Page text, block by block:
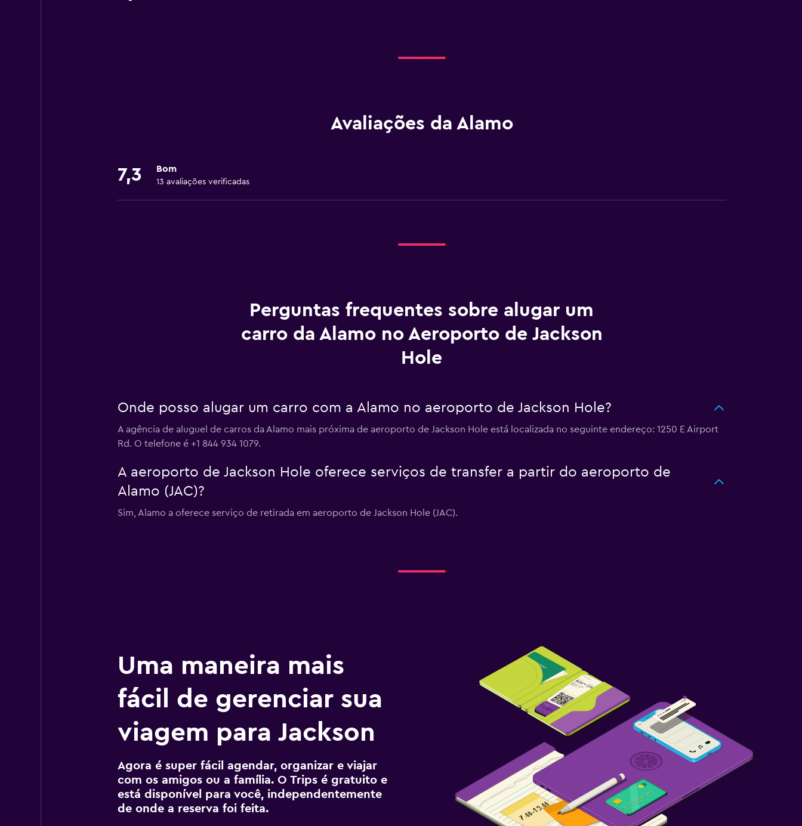
Avaliações da Alamo
7,3 Bom
13 avaliações verificadas
Perguntas frequentes sobre alugar um
carro da Alamo no Aeroporto de Jackson
Hole
Onde posso alugar um carro com a Alamo no aeroporto de Jackson Hole?
A agência de aluguel de carros da Alamo mais próxima de aeroporto de Jackson Hole está localizada no seguinte endereço: 1250 E Airport
Rd. O telefone é +1 844 934 1079.
A aeroporto de Jackson Hole oferece serviços de transfer a partir do aeroporto de
Alamo (JAC)?
Sim, Alamo a oferece serviço de retirada em aeroporto de Jackson Hole (JAC).
Uma maneira mais
fácil de gerenciar sua
viagem para Jackson
Agora é super fácil agendar, organizar e viajar
com os amigos ou a família. O Trips é gratuito e
está disponível para você, independentemente
de onde a reserva foi feita.